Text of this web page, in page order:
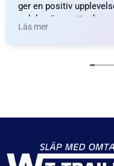
ger en positiv
och benägna att
Läs mer